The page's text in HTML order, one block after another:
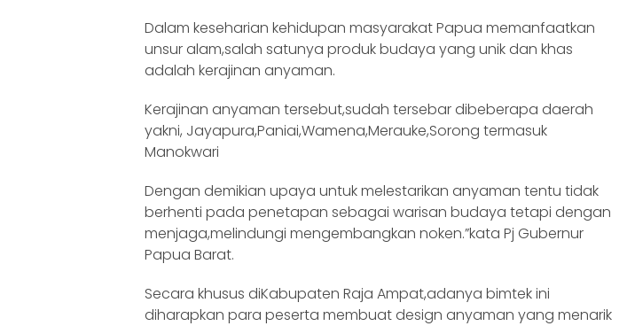
Dalam keseharian kehidupan masyarakat Papua memanfaatkan
unsur alam,salah satunya produk budaya yang unik dan khas
adalah kerajinan anyaman.
Kerajinan anyaman tersebut,sudah tersebar dibeberapa daerah
yakni, Jayapura,Paniai,Wamena,Merauke,Sorong termasuk
Manokwari
Dengan demikian upaya untuk melestarikan anyaman tentu tidak
berhenti pada penetapan sebagai warisan budaya tetapi dengan
menjaga,melindungi mengembangkan noken.”kata Pj Gubernur
Papua Barat.
Secara khusus diKabupaten Raja Ampat,adanya bimtek ini
diharapkan para peserta membuat design anyaman yang menarik